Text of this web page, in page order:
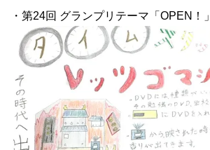
・第24回 グランプリテーマ「OPEN！」